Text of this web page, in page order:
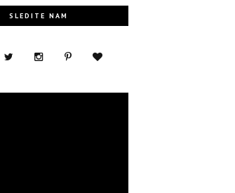
SLEDITE NAM